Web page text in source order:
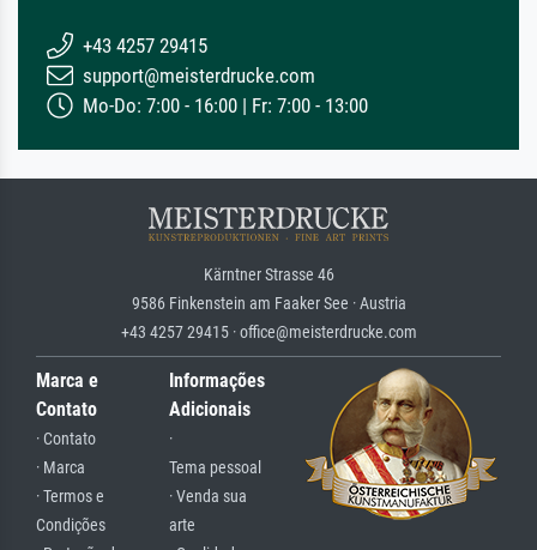
+43 4257 29415
support@meisterdrucke.com
Mo-Do: 7:00 - 16:00 | Fr: 7:00 - 13:00
Kärntner Strasse 46
9586 Finkenstein am Faaker See · Austria
+43 4257 29415 · office@meisterdrucke.com
Marca e
Contato
· Contato
· Marca
· Termos e
Condições
Informações
Adicionais
·
Tema pessoal
· Venda sua
arte